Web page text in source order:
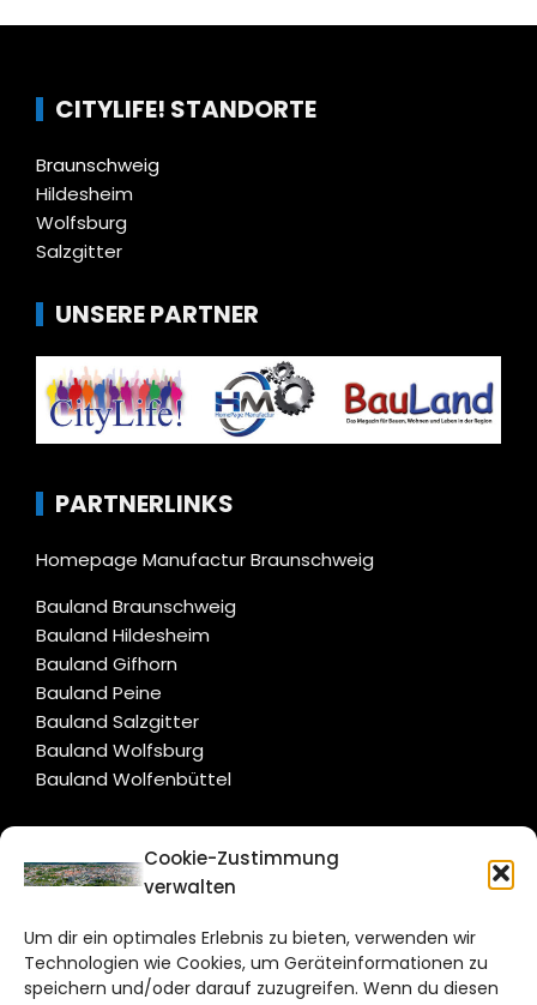
Cookie-Zustimmung
verwalten
Um dir ein optimales Erlebnis zu bieten, verwenden wir
Technologien wie Cookies, um Geräteinformationen zu
speichern und/oder darauf zuzugreifen. Wenn du diesen
CITYLIFE! STANDORTE
Braunschweig
Hildesheim
Wolfsburg
Salzgitter
UNSERE PARTNER
PARTNERLINKS
Homepage Manufactur Braunschweig
Bauland Braunschweig
Bauland Hildesheim
Bauland Gifhorn
Bauland Peine
Bauland Salzgitter
Bauland Wolfsburg
Bauland Wolfenbüttel
CITYLIFE!
Bruchtorwall 12
38100 Braunschweig